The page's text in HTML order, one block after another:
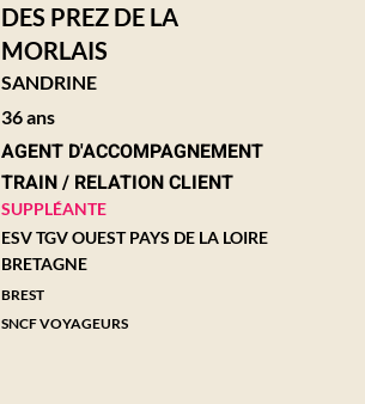
DES PREZ DE LA
MORLAIS
SANDRINE
36 ans
SUPPLÉANTE
AGENT D'ACCOMPAGNEMENT
TRAIN / RELATION CLIENT
ESV TGV OUEST PAYS DE LA LOIRE
BRETAGNE
BREST
SNCF VOYAGEURS